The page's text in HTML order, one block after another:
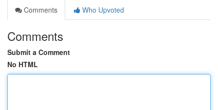
Comments
Who Upvoted
Comments
Submit a Comment
No HTML